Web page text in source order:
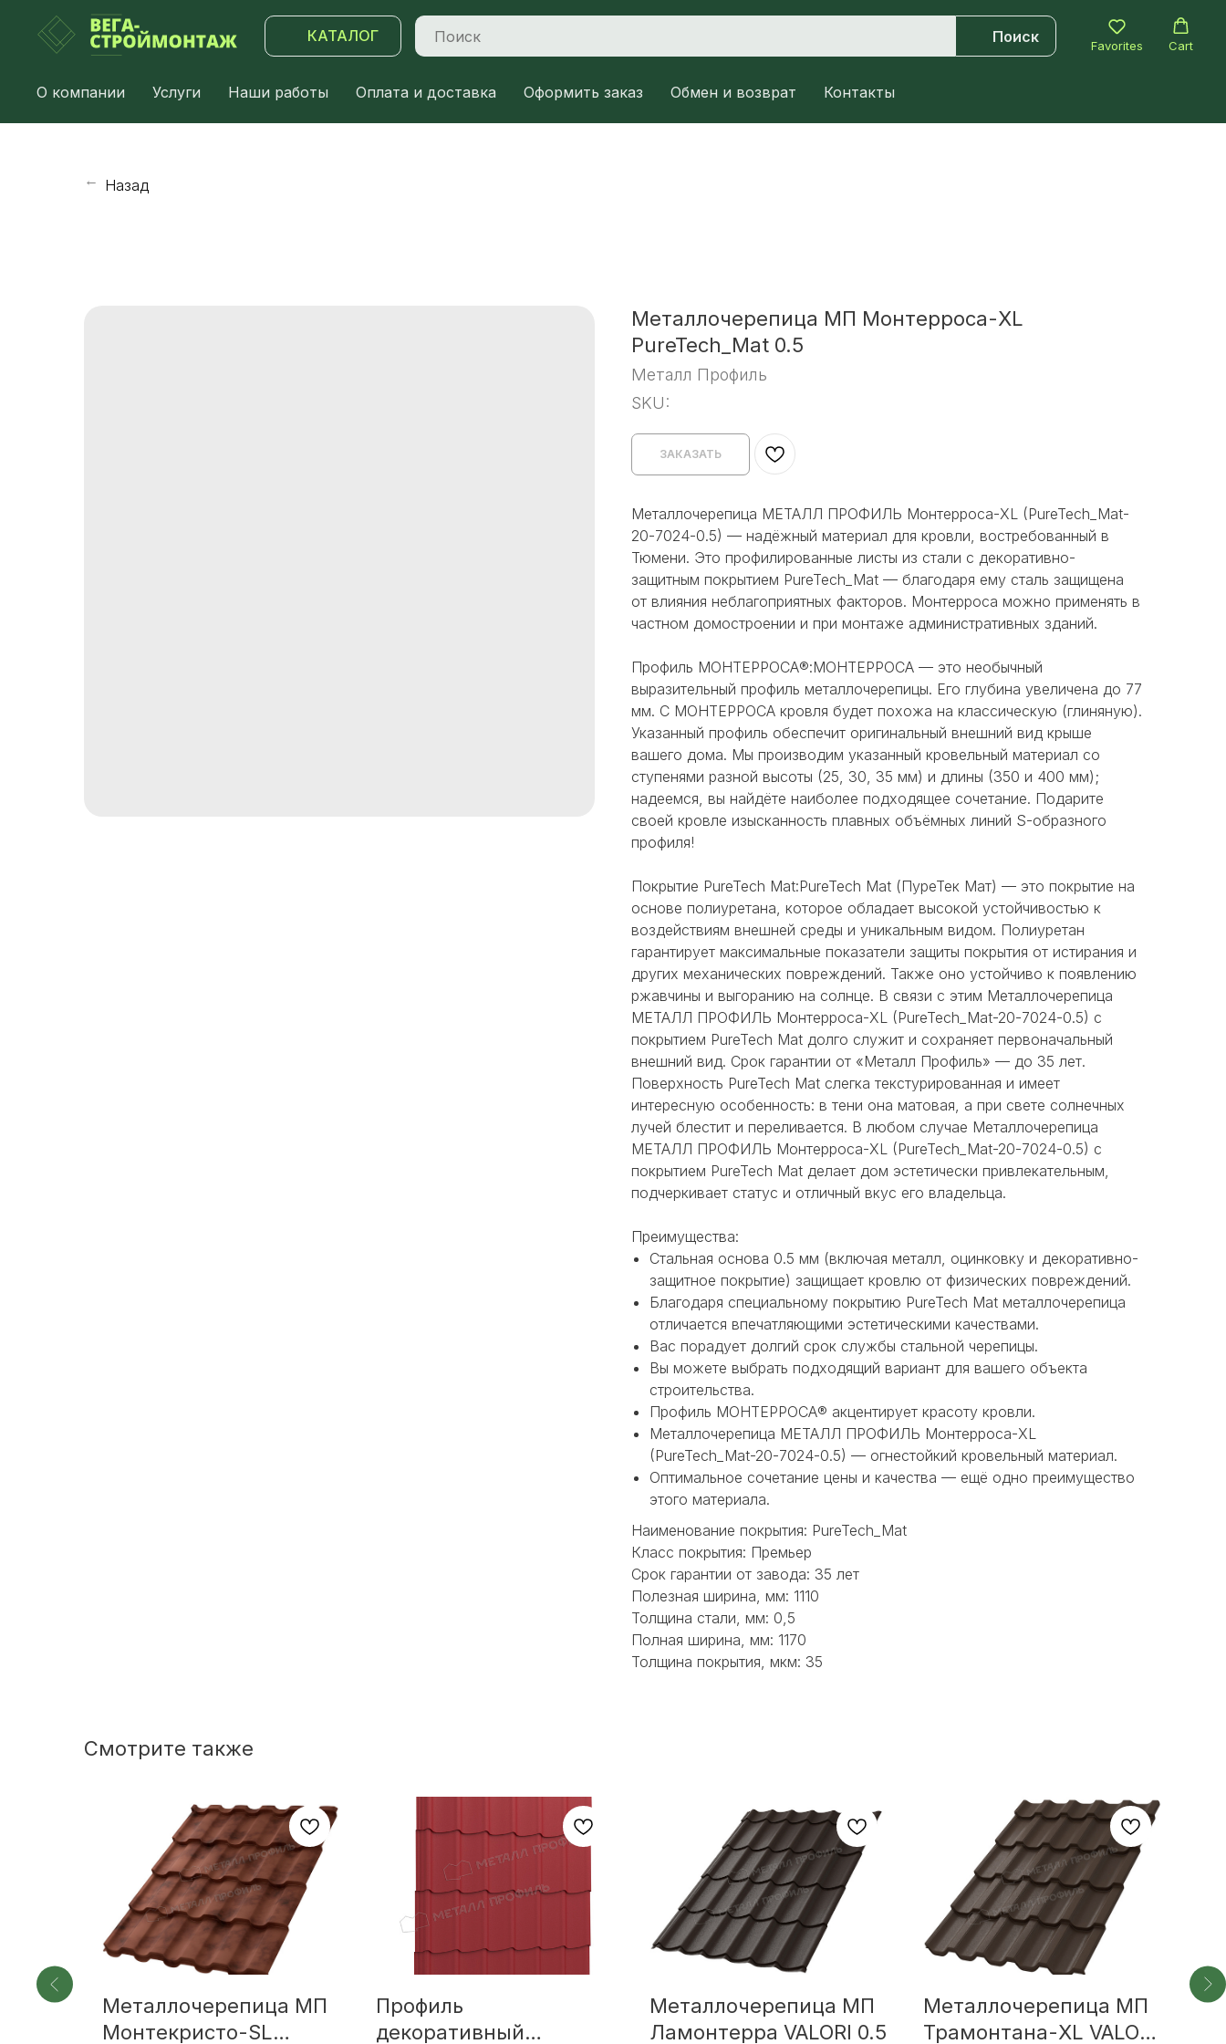
КАТАЛОГ Поиск
Favorites Cart
О компании Услуги Наши работы Оплата и доставка Оформить заказ Обмен и возврат Контакты
→ Назад
Металлочерепица МП Монтерроса-XL
PureTech_Mat 0.5
Металл Профиль
SKU:
ЗАКАЗАТЬ
Металлочерепица МЕТАЛЛ ПРОФИЛЬ Монтерроса-XL (PureTech_Mat-
20-7024-0.5) — надёжный материал для кровли, востребованный в
Тюмени. Это профилированные листы из стали c декоративно-
защитным покрытием PureTech_Mat — благодаря ему сталь защищена
от влияния неблагоприятных факторов. Монтерроса можно применять в
частном домостроении и при монтаже административных зданий.
Профиль МОНТЕРРОСА®:МОНТЕРРОСА — это необычный
выразительный профиль металлочерепицы. Его глубина увеличена до 77
мм. С МОНТЕРРОСА кровля будет похожа на классическую (глиняную).
Указанный профиль обеспечит оригинальный внешний вид крыше
вашего дома. Мы производим указанный кровельный материал со
ступенями разной высоты (25, 30, 35 мм) и длины (350 и 400 мм);
надеемся, вы найдёте наиболее подходящее сочетание. Подарите
своей кровле изысканность плавных объёмных линий S-образного
профиля!
Покрытие PureTech Mat:PureTech Mat (ПуреТек Мат) — это покрытие на
основе полиуретана, которое обладает высокой устойчивостью к
воздействиям внешней среды и уникальным видом. Полиуретан
гарантирует максимальные показатели защиты покрытия от истирания и
других механических повреждений. Также оно устойчиво к появлению
ржавчины и выгоранию на солнце. В связи с этим Металлочерепица
МЕТАЛЛ ПРОФИЛЬ Монтерроса-XL (PureTech_Mat-20-7024-0.5) с
покрытием PureTech Mat долго служит и сохраняет первоначальный
внешний вид. Срок гарантии от «Металл Профиль» — до 35 лет.
Поверхность PureTech Mat слегка текстурированная и имеет
интересную особенность: в тени она матовая, а при свете солнечных
лучей блестит и переливается. В любом случае Металлочерепица
МЕТАЛЛ ПРОФИЛЬ Монтерроса-XL (PureTech_Mat-20-7024-0.5) с
покрытием PureTech Mat делает дом эстетически привлекательным,
подчеркивает статус и отличный вкус его владельца.
Преимущества:
Стальная основа 0.5 мм (включая металл, оцинковку и декоративно-
защитное покрытие) защищает кровлю от физических повреждений.
Благодаря специальному покрытию PureTech Mat металлочерепица
отличается впечатляющими эстетическими качествами.
Вас порадует долгий срок службы стальной черепицы.
Вы можете выбрать подходящий вариант для вашего объекта
строительства.
Профиль МОНТЕРРОСА® акцентирует красоту кровли.
Металлочерепица МЕТАЛЛ ПРОФИЛЬ Монтерроса-XL
(PureTech_Mat-20-7024-0.5) — огнестойкий кровельный материал.
Оптимальное сочетание цены и качества — ещё одно преимущество
этого материала.
Наименование покрытия: PureTech_Mat
Класс покрытия: Премьер
Срок гарантии от завода: 35 лет
Полезная ширина, мм: 1110
Толщина стали, мм: 0,5
Полная ширина, мм: 1170
Толщина покрытия, мкм: 35
Смотрите также
Металлочерепица МП
Монтекристо-SL
Профиль
декоративный
Металлочерепица МП
Ламонтерра VALORI 0.5
Металлочерепица МП
Трамонтана-XL VALORI